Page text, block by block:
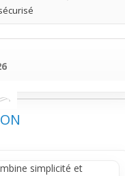
simplicité et